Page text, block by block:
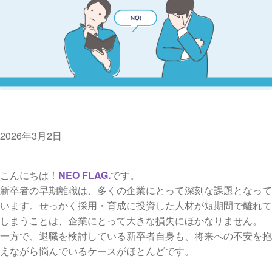
2026年3月2日
こんにちは！ NEO FLAG.です。
新卒者の早期離職は、多くの企業にとって深刻な課題となって
います。せっかく採用・育成に投資した人材が短期間で離れて
しまうことは、企業にとって大きな損失にほかなりません。
一方で、退職を検討している新卒者自身も、将来への不安を抱
えながら悩んでいるケースがほとんどです。